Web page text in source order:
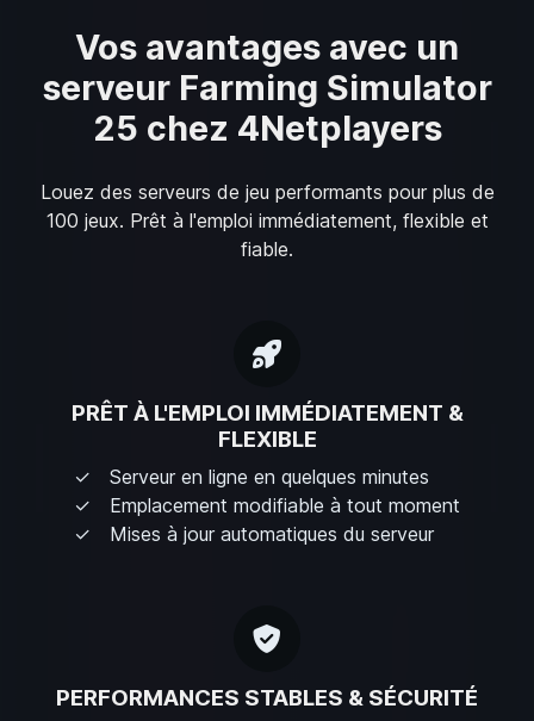
Vos avantages avec un
serveur Farming Simulator
25 chez 4Netplayers
Louez des serveurs de jeu performants pour plus de
100 jeux. Prêt à l'emploi immédiatement, flexible et
fiable.
PRÊT À L'EMPLOI IMMÉDIATEMENT &
FLEXIBLE
Serveur en ligne en quelques minutes
Emplacement modifiable à tout moment
Mises à jour automatiques du serveur
PERFORMANCES STABLES & SÉCURITÉ